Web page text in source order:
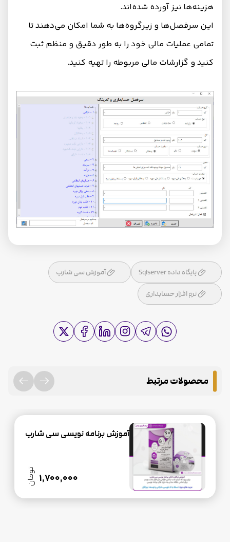
هزینه‌ها نیز آورده شده‌اند.
این سرفصل‌ها و زیرگروه‌ها به شما امکان می‌دهند تا
تمامی عملیات مالی خود را به طور دقیق و منظم ثبت
کنید و گزارشات مالی مربوطه را تهیه کنید.
پایگاه داده Sqlserver آموزش سی شارپ
نرم افزار حسابداری
محصولات مرتبط
آموزش جامع ساخت نرم افزار
حسابداری و انبارداری
6,000,000 تومان